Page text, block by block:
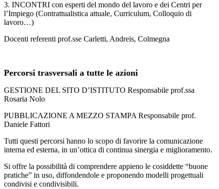
3. INCONTRI con esperti del mondo del lavoro e dei Centri per
l’Impiego (Contrattualistica attuale, Curriculum, Colloquio di
lavoro…)
Docenti referenti prof.sse Carletti, Andreis, Colmegna
Percorsi trasversali a tutte le azioni
GESTIONE DEL SITO D’ISTITUTO Responsabile prof.ssa
Rosaria Nolo
PUBBLICAZIONE A MEZZO STAMPA Responsabile prof.
Daniele Fattori
Tutti questi percorsi hanno lo scopo di favorire la comunicazione
interna ed esterna, in un’ottica di continua sinergia e miglioramento.
Si offre la possibilità di comprendere appieno le cosiddette “buone
pratiche” in uso, diffondendole e proponendo modelli progettuali
condivisi e condivisibili.